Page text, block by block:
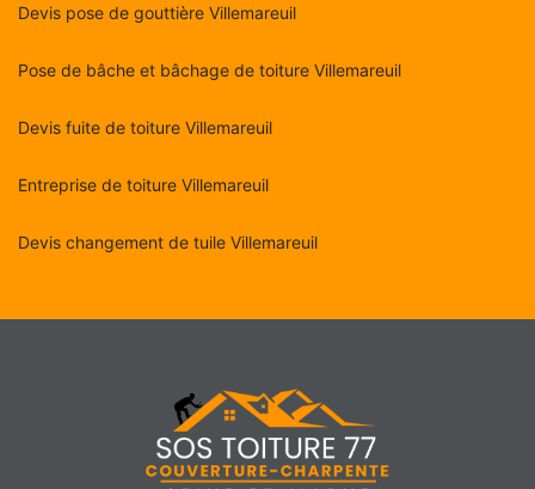
Devis pose de gouttière Villemareuil
Pose de bâche et bâchage de toiture Villemareuil
Devis fuite de toiture Villemareuil
Entreprise de toiture Villemareuil
Devis changement de tuile Villemareuil